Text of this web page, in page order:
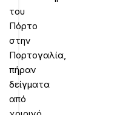
του
Πόρτο
στην
Πορτογαλία,
πήραν
δείγματα
από